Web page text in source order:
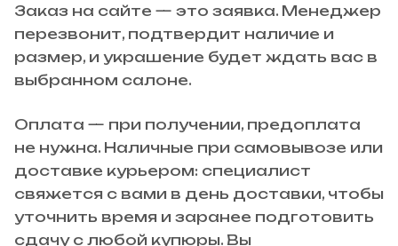
Заказ на сайте — это заявка. Менеджер
перезвонит, подтвердит наличие и
размер, и украшение будет ждать вас в
выбранном салоне.
Оплата — при получении, предоплата
не нужна. Наличные при самовывозе или
доставке курьером: специалист
свяжется с вами в день доставки, чтобы
уточнить время и заранее подготовить
сдачу с любой купюры. Вы